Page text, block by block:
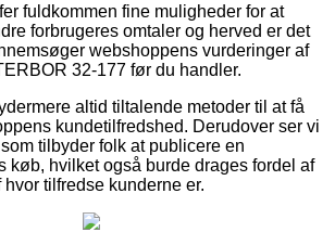
fuldkommen fine muligheder for at
forbrugeres omtaler og herved er det
webshoppens vurderinger af
32-177 før du handler.
altid tiltalende metoder til at få
kundetilfredshed. Derudover ser vi
tilbyder folk at publicere en
køb, hvilket også burde drages fordel af
tilfredse kunderne er.